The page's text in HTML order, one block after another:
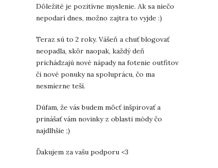
Dôležité je pozitívne myslenie. Ak sa niečo
nepodarí dnes, možno zajtra to vyjde :)
Teraz sú to 2 roky. Vášeň a chuť blogovať
neopadla, skôr naopak, každý deň
prichádzajú nové nápady na fotenie outfitov
či nové ponuky na spoluprácu, čo ma
nesmierne teší.
Dúfam, že vás budem môcť inšpirovať a
prinášať vám novinky z oblasti módy čo
najdlhšie ;)
Ďakujem za vašu podporu <3